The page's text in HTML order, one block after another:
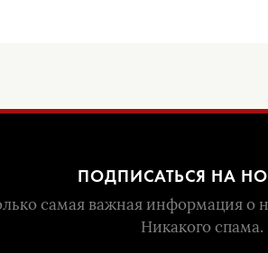
ПОДПИСАТЬСЯ НА
самая важная информация о
Никакого спама.